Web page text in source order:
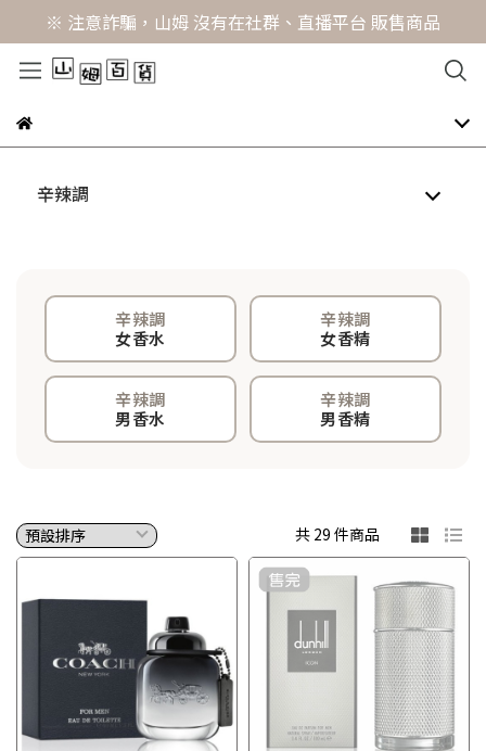
※ 注意詐騙，山姆 沒有在社群、直播平台 販售商品
辛辣調
辛辣調
女香水
辛辣調
女香精
辛辣調
男香水
辛辣調
男香精
共 29 件商品